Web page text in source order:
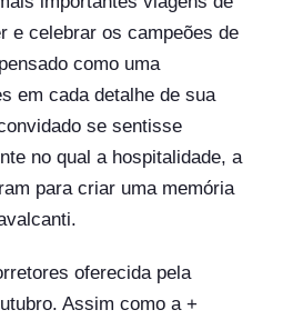
e celebrar os campeões de
como uma
em cada detalhe de sua
se sentisse
no qual a hospitalidade, a
para criar uma memória
oferecida pela
Assim como a +